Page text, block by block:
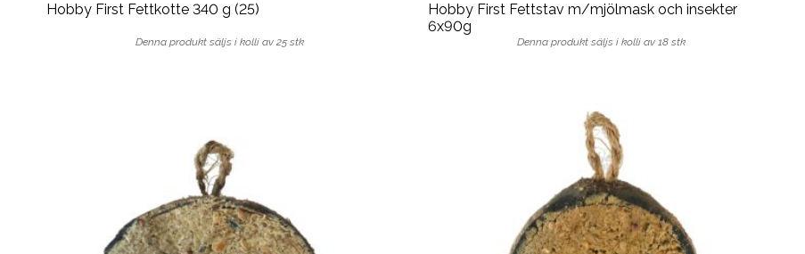
Hobby First Fettkotte 340 g (25)
Denna produkt säljs i kolli av 25 stk
Hobby First Fettstav m/mjölmask och insekter
6x90g
Denna produkt säljs i kolli av 18 stk